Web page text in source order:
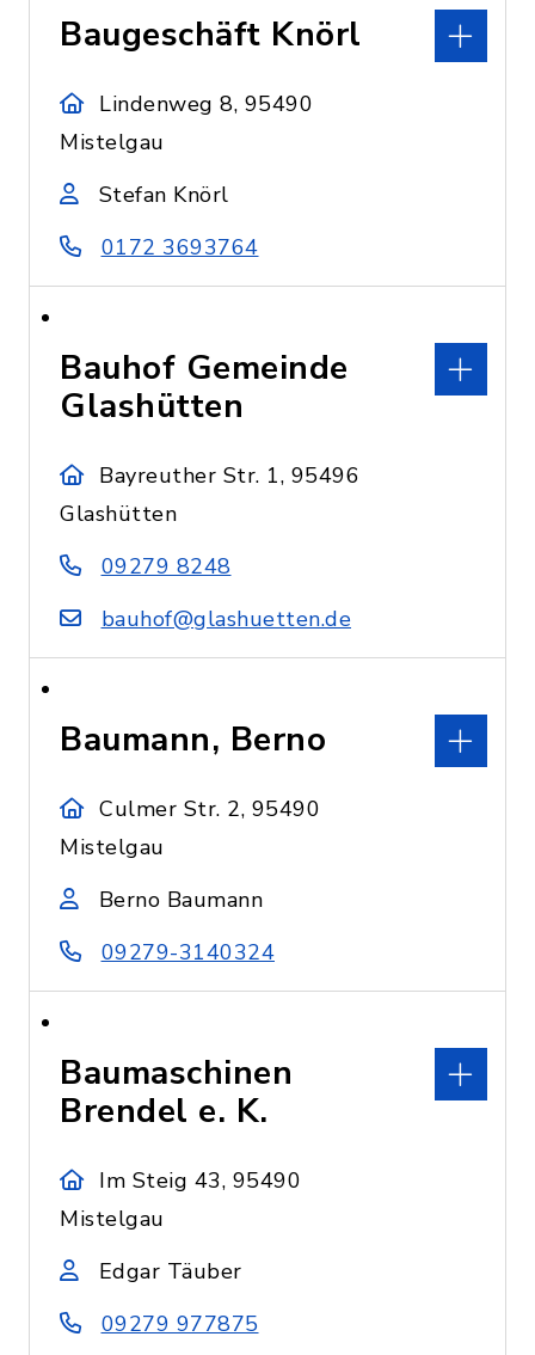
Baugeschäft Knörl
Lindenweg 8, 95490
Mistelgau
Stefan Knörl
0172 3693764
Bauhof Gemeinde
Glashütten
Bayreuther Str. 1, 95496
Glashütten
09279 8248
bauhof@glashuetten.de
Baumann, Berno
Culmer Str. 2, 95490
Mistelgau
Berno Baumann
09279-3140324
Baumaschinen
Brendel e. K.
Im Steig 43, 95490
Mistelgau
Edgar Täuber
09279 977875